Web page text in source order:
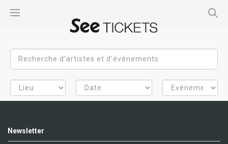
Newsletter